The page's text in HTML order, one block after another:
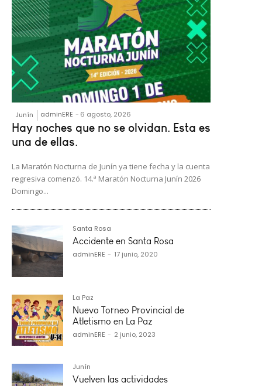
Junín adminERE - 6 agosto, 2026
Hay noches que no se olvidan. Esta es
una de ellas.
La Maratón Nocturna de Junín ya tiene fecha y la cuenta
regresiva comenzó. 14.ª Maratón Nocturna Junín 2026
Domingo...
Santa Rosa
Accidente en Santa Rosa
adminERE - 17 junio, 2020
La Paz
Nuevo Torneo Provincial de
Atletismo en La Paz
adminERE - 2 junio, 2023
Junín
Vuelven las actividades